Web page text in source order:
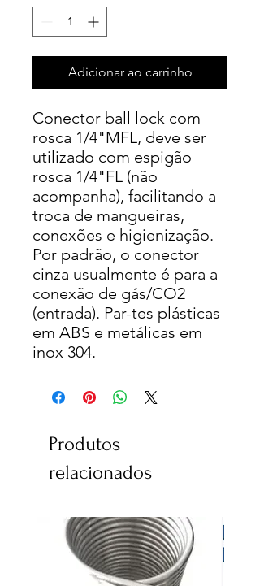
Adicionar ao carrinho
Conector ball lock com
rosca 1/4"MFL, deve ser
utilizado com espigão
rosca 1/4"FL (não
acompanha), facilitando a
troca de mangueiras,
conexões e higienização.
Por padrão, o conector
cinza usualmente é para a
conexão de gás/CO2
(entrada). Par-tes plásticas
em ABS e metálicas em
inox 304.
Produtos
relacionados